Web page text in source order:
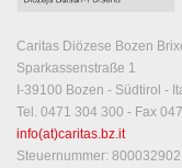
Caritas Diözese Bozen
Sparkassenstraße 1
I-39100 Bozen - Südtirol -
Tel. 0471 304 300 - Fax
info(at)caritas.bz.it
Steuernummer: